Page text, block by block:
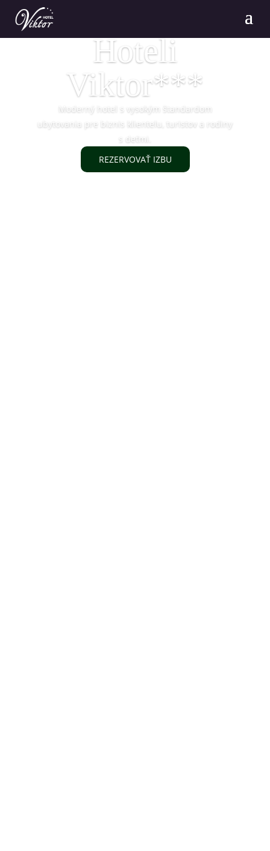
Hoteli
Viktor***
Moderný hotel s vysokým štandardom
ubytovania pre biznis klientelu, turistov a rodiny
s deťmi.
REZERVOVAŤ IZBU